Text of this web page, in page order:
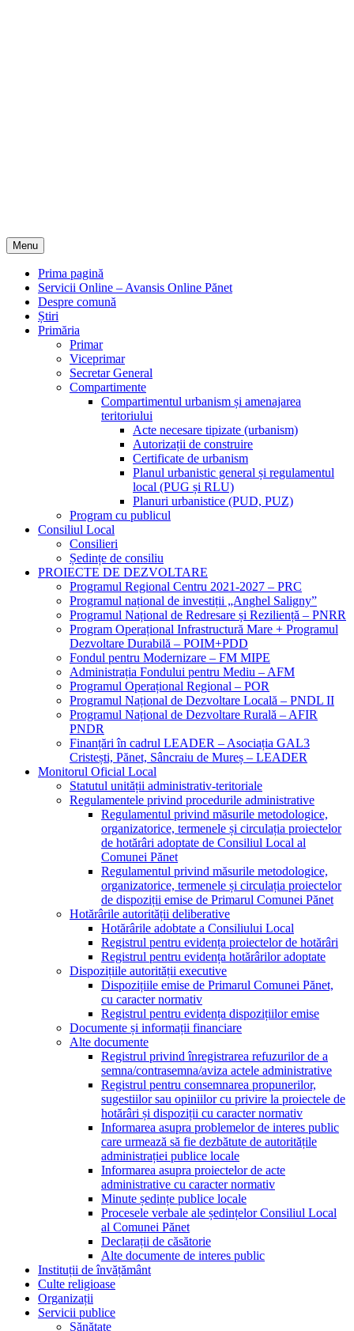
Menu
Prima pagină
Servicii Online – Avansis Online Pănet
Despre comună
Știri
Primăria
Primar
Viceprimar
Secretar General
Compartimente
Compartimentul urbanism și amenajarea
teritoriului
Acte necesare tipizate (urbanism)
Autorizații de construire
Certificate de urbanism
Planul urbanistic general și regulamentul
local (PUG și RLU)
Planuri urbanistice (PUD, PUZ)
Program cu publicul
Consiliul Local
Consilieri
Ședințe de consiliu
PROIECTE DE DEZVOLTARE
Programul Regional Centru 2021-2027 – PRC
Programul național de investiții „Anghel Saligny”
Programul Național de Redresare și Reziliență – PNRR
Program Operațional Infrastructură Mare + Programul
Dezvoltare Durabilă – POIM+PDD
Fondul pentru Modernizare – FM MIPE
Administrația Fondului pentru Mediu – AFM
Programul Operațional Regional – POR
Programul Național de Dezvoltare Locală – PNDL II
Programul Național de Dezvoltare Rurală – AFIR
PNDR
Finanțări în cadrul LEADER – Asociația GAL3
Cristești, Pănet, Sâncraiu de Mureș – LEADER
Monitorul Oficial Local
Statutul unității administrativ-teritoriale
Regulamentele privind procedurile administrative
Regulamentul privind măsurile metodologice,
organizatorice, termenele și circulația proiectelor
de hotărâri adoptate de Consiliul Local al
Comunei Pănet
Regulamentul privind măsurile metodologice,
organizatorice, termenele și circulația proiectelor
de dispoziții emise de Primarul Comunei Pănet
Hotărârile autorității deliberative
Hotărârile adobtate a Consiliului Local
Registrul pentru evidența proiectelor de hotărâri
Registrul pentru evidența hotărârilor adoptate
Dispozițiile autorității executive
Dispozițiile emise de Primarul Comunei Pănet,
cu caracter normativ
Registrul pentru evidența dispozițiilor emise
Documente și informații financiare
Alte documente
Registrul privind înregistrarea refuzurilor de a
semna/contrasemna/aviza actele administrative
Registrul pentru consemnarea propunerilor,
sugestiilor sau opiniilor cu privire la proiectele de
hotărâri și dispoziții cu caracter normativ
Informarea asupra problemelor de interes public
care urmează să fie dezbătute de autoritățile
administrației publice locale
Informarea asupra proiectelor de acte
administrative cu caracter normativ
Minute ședințe publice locale
Procesele verbale ale ședințelor Consiliul Local
al Comunei Pănet
Declarații de căsătorie
Alte documente de interes public
Instituții de învățământ
Culte religioase
Organizații
Servicii publice
Sănătate